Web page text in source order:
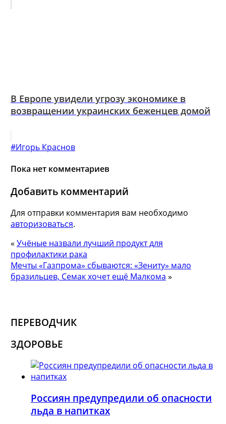
В Европе увидели угрозу экономике в
возвращении украинских беженцев домой
#Игорь Краснов
Пока нет комментариев
Добавить комментарий
Для отправки комментария вам необходимо
авторизоваться.
« Учёные назвали лучший продукт для
профилактики рака
Мечты «Газпрома» сбываются: «Зениту» мало
бразильцев, Семак хочет ещё Малкома »
ПЕРЕВОДЧИК
ЗДОРОВЬЕ
Россиян предупредили об опасности
льда в напитках